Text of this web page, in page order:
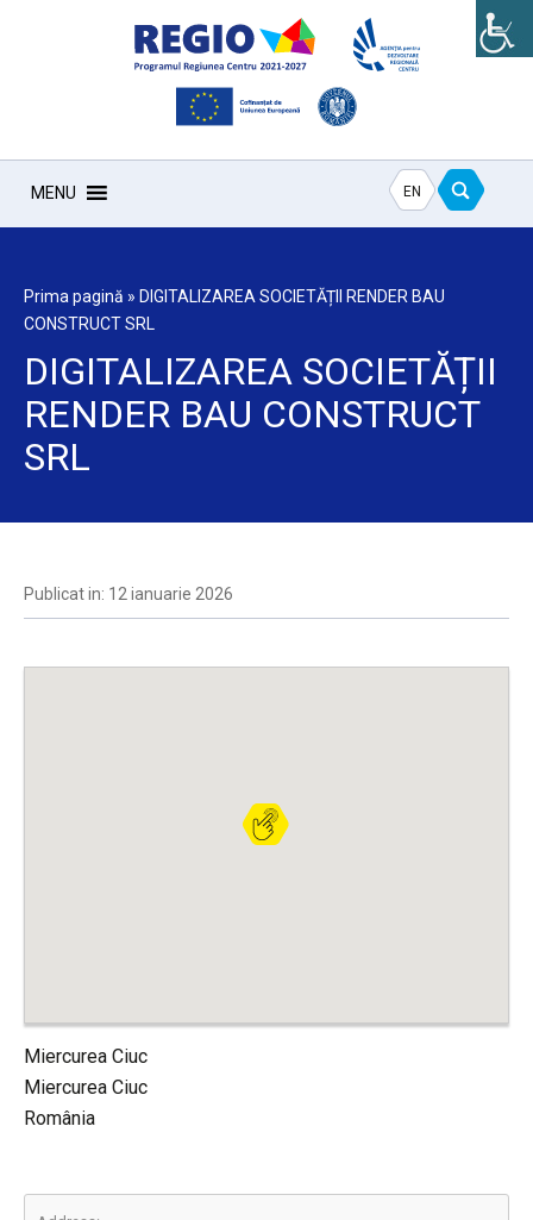
MENU EN
Prima pagină » DIGITALIZAREA SOCIETĂȚII RENDER BAU
CONSTRUCT SRL
DIGITALIZAREA SOCIETĂȚII
RENDER BAU CONSTRUCT
SRL
Publicat in: 12 ianuarie 2026
Miercurea Ciuc
Miercurea Ciuc
România